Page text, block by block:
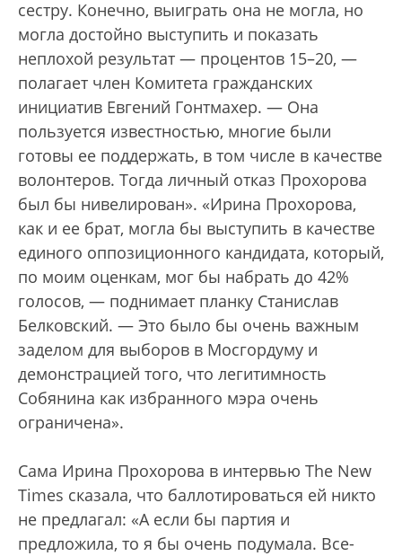
сестру. Конечно, выиграть она не могла, но
могла достойно выступить и показать
неплохой результат — процентов 15–20, —
полагает член Комитета гражданских
инициатив Евгений Гонтмахер. — Она
пользуется известностью, многие были
готовы ее поддержать, в том числе в качестве
волонтеров. Тогда личный отказ Прохорова
был бы нивелирован». «Ирина Прохорова,
как и ее брат, могла бы выступить в качестве
единого оппозиционного кандидата, который,
по моим оценкам, мог бы набрать до 42%
голосов, — поднимает планку Станислав
Белковский. — Это было бы очень важным
заделом для выборов в Мосгордуму и
демонстрацией того, что легитимность
Собянина как избранного мэра очень
ограничена».
Сама Ирина Прохорова в интервью The New
Times сказала, что баллотироваться ей никто
не предлагал: «А если бы партия и
предложила, то я бы очень подумала. Все-